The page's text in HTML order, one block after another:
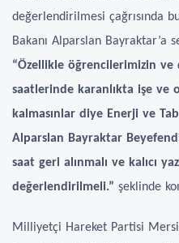
değerlendirilmesi çağrısında
Bakanı Alparslan Bayraktar’a
“Özellikle öğrencilerimizin ve
saatlerinde karanlıkta işe ve
kalmasınlar diye Enerji ve
Alparslan Bayraktar
saat geri alınmalı ve kalıcı
değerlendirilmeli.” şeklinde
Milliyetçi Hareket Partisi